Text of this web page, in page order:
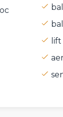
lift
datelor cu